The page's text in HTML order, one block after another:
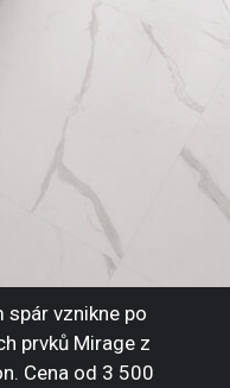
spár vznikne po
prvků Mirage z
Cena od 3 500